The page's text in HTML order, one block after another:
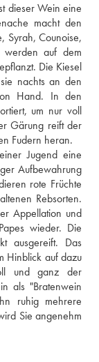
dieser Wein eine
macht den
Syrah, Counoise,
werden auf dem
Die Kiesel
nachts an den
Hand. In den
um nur voll
Gärung reift der
Fudern heran.
Jugend eine
Aufbewahrung
rote Früchte
Rebsorten.
Appellation und
wieder. Die
ausgereift. Das
Hinblick auf dazu
und ganz der
als "Bratenwein
ruhig mehrere
Sie angenehm